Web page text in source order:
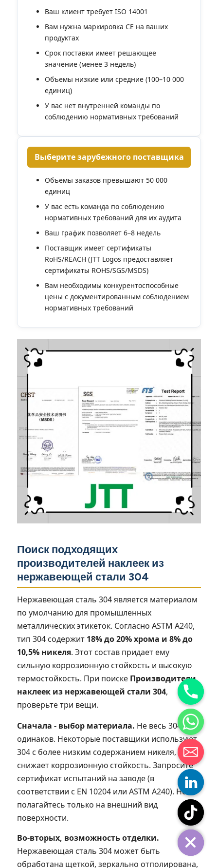
Ваш клиент требует ISO 14001
Вам нужна маркировка CE на ваших
продуктах
Срок поставки имеет решающее
значение (менее 3 недель)
Объемы низкие или средние (100–10 000
единиц)
У вас нет внутренней команды по
соблюдению нормативных требований
Выберите зарубежного поставщика
Объемы заказов превышают 50 000
единиц
У вас есть команда по соблюдению
нормативных требований для их аудита
Ваш график позволяет 6–8 недель
Поставщик имеет сертификаты
RoHS/REACH (JTT Logos предоставляет
сертификаты ROHS/SGS/MSDS)
Вам необходимы конкурентоспособные
цены с документированным соблюдением
нормативных требований
Поиск подходящих
производителей наклеек из
нержавеющей стали 304
Нержавеющая сталь 304 является материалом
по умолчанию для промышленных
металлических этикеток. Согласно ASTM A240,
тип 304 содержит 18% до 20% хрома и 8% до
10,5% никеля. Этот состав придает ему
сильную коррозионную стойкость и высокую
термостойкость. При поиске Производители
наклеек из нержавеющей стали 304,
проверьте три вещи.
Сначала - выбор материала. Не весь 304
одинаков. Некоторые поставщики используют
304 с более низким содержанием никеля, что
снижает коррозионную стойкость. Запросите
сертификат испытаний на заводе (в
соответствии с EN 10204 или ASTM A240). Не
полагайтесь только на внешний вид
поверхности.
Во-вторых, возможность отделки.
Нержавеющая сталь 304 может быть
обработана щеткой, зеркально отполирована,